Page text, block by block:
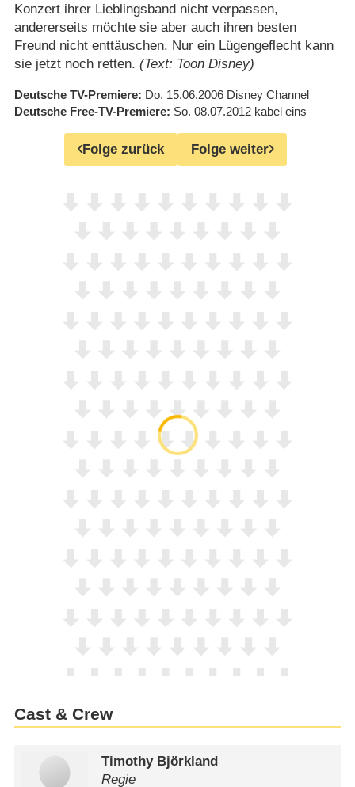
Konzert ihrer Lieblingsband nicht verpassen,
andererseits möchte sie aber auch ihren besten
Freund nicht enttäuschen. Nur ein Lügengeflecht kann
sie jetzt noch retten. (Text: Toon Disney)
Deutsche TV-Premiere Do. 15.06.2006 Disney Channel
Deutsche Free-TV-Premiere So. 08.07.2012 kabel eins
Folge zurück Folge weiter
Cast & Crew
Timothy Björkland
Regie